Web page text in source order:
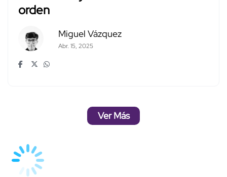
orden
Miguel Vázquez
Abr. 15, 2025
Ver Más